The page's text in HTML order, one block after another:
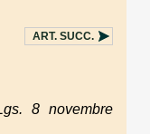
ART. SUCC.
8 novembre